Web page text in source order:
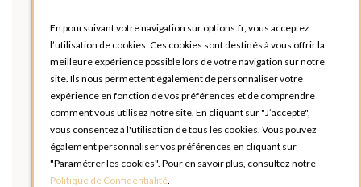
En poursuivant votre navigation sur options.fr, vous acceptez
l’utilisation de cookies. Ces cookies sont destinés à vous offrir la
meilleure expérience possible lors de votre navigation sur notre
site. Ils nous permettent également de personnaliser votre
expérience en fonction de vos préférences et de comprendre
comment vous utilisez notre site. En cliquant sur "J’accepte",
vous consentez à l'utilisation de tous les cookies. Vous pouvez
également personnaliser vos préférences en cliquant sur
"Paramétrer les cookies". Pour en savoir plus, consultez notre
Politique de Confidentialité.